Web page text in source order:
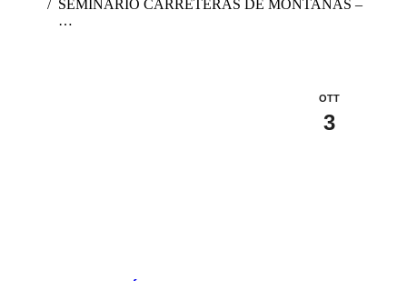
SEMINARIO CARRETERAS DE MONTAÑAS –
…
OTT
3